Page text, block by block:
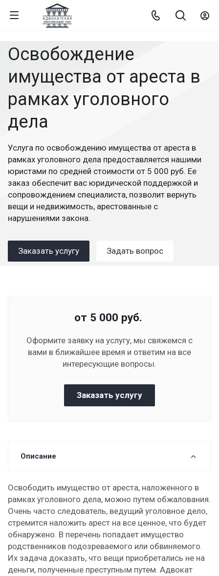
Освобождение
имущества от ареста в
рамках уголовного
дела
Услуга по освобождению имущества от ареста в
рамках уголовного дела предоставляется нашими
юристами по средней стоимости от 5 000 руб. Ее
заказ обеспечит вас юридической поддержкой и
сопровождением специалиста, позволит вернуть
вещи и недвижимость, арестованные с
нарушениями закона.
Заказать услугу Задать вопрос
от 5 000 руб.
Оформите заявку на услугу, мы свяжемся с
вами в ближайшее время и ответим на все
интересующие вопросы.
Заказать услугу
Описание
Освободить имущество от ареста, наложенного в
рамках уголовного дела, можно путем обжалования.
Очень часто следователь, ведущий уголовное дело,
стремится наложить арест на все ценное, что будет
обнаружено. В перечень попадает имущество
родственников подозреваемого или обвиняемого.
Их задача доказать, что вещи приобретались не на
деньги, полученные преступным путем. Адвокат